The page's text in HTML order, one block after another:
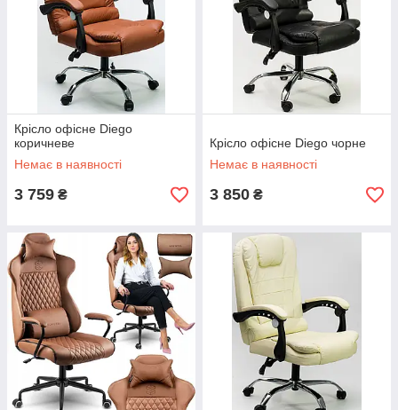
Крісло офісне Diego
коричневе
Немає в наявності
3 759 ₴
Крісло офісне Diego чорне
Немає в наявності
3 850 ₴